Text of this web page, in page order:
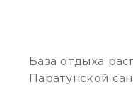
База отдыха
Паратунской